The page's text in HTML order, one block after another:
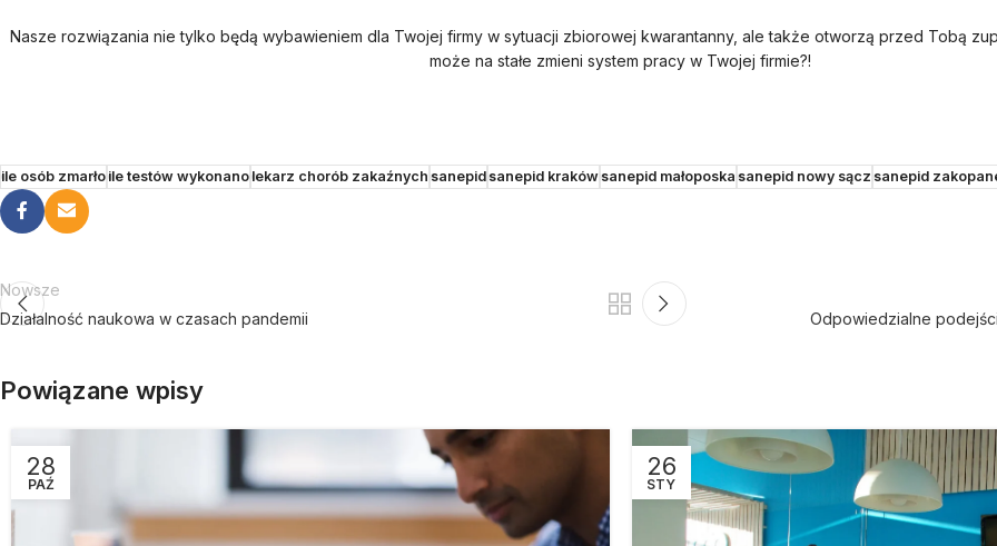
Nasze rozwiązania nie tylko będą wybawieniem dla Twojej firmy w sytuacji zbiorowej kwarantanny, ale także otworzą przed Tobą
może na stałe zmieni system pracy w Twojej firmie?!
ile osób zmarłoile testów wykonanolekarz chorób zakaźnych sanepidsanepid krakówsanepid małoposka sanepid nowy sącz sanepid
Nowsze
Działalność naukowa w czasach pandemii
Odpowiedzialne
Powiązane wpisy
28
PAŹ
26
STY